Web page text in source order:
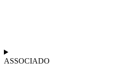
ASSOCIADO